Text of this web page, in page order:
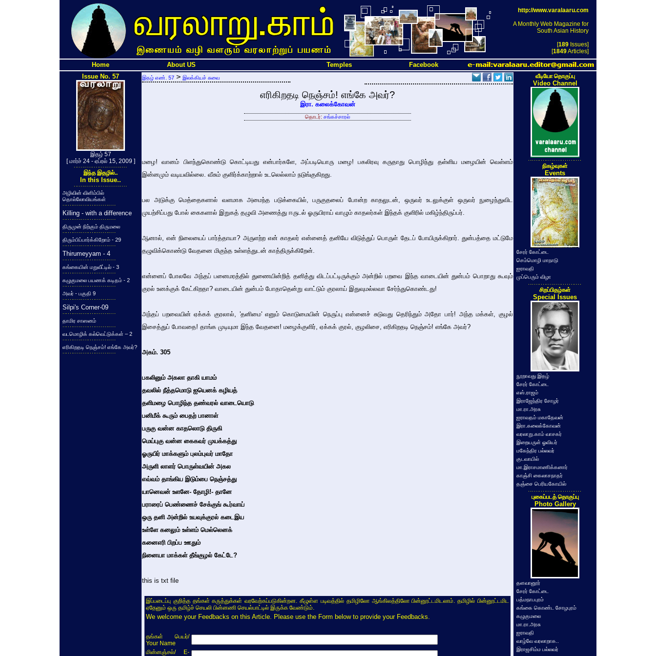
http://www.varalaaru.com
A Monthly Web Magazine for
South Asian History
[189Issues]
[1849Articles]
Home About US Temples
Facebook
Issue No. 57
இதழ் 57
[ மார்ச் 24 - ஏப்ரல் 15, 2009 ]
இந்த இதழில்..
In this Issue..
அழிவின் விளிம்பில்
தொல்லோவியங்கள்
Killing - with a difference
திருமுன் நிற்கும் திருமலை
திரும்பிப்பார்க்கிறோம் - 29
Thirumeyyam - 4
கங்கையின் மறுவீட்டில் - 3
கழுகுமலை பயணக் கடிதம் - 2
அவர் - பகுதி 9
Silpi's Corner-09
தாமிர சாஸனம்
வடமொழிக் கல்வெட்டுக்கள் – 2
எரிகிறதடி நெஞ்சம்! எங்கே அவர்?
இதழ் எண். 57 > இலக்கியச் சுவை
எரிகிறதடி நெஞ்சம்! எங்கே அவர்?
இரா. கலைக்கோவன்
தொடர்: சங்கச்சாரல்
மழை! வானம் பிளந்துகொண்டு கொட்டியது என்பார்களே, அப்படியொரு மழை! பகலிரவு கருதாது பொழிந்து தள்ளிய மழையின் வெள்ளம்
இன்னமும் வடியவில்லை. வீசும் குளிர்க்காற்றால் உடலெல்லாம் நடுங்குகிறது.
பல அடுக்கு மெத்தைகளால் வளமாக அமைந்த படுக்கையில், பருகுதலைப் போன்ற காதலுடன், ஒருவர் உடலுக்குள் ஒருவர் நுழைந்துவிட
முயற்சிப்பது போல் கைகளால் இறுகத் தழுவி அணைத்து ஈருடல் ஓருயிராய் வாழும் காதலர்கள் இந்தக் குளிரில் மகிழ்ந்திருப்பர்.
ஆனால், என் நிலையைப் பார்த்தாயா? அருளற்ற என் காதலர் என்னைத் தனியே விடுத்துப் பொருள் தேடப் போயிருக்கிறார். துன்பத்தை மட்டுமே
தழுவிக்கொண்டு வேதனை மிகுந்த உள்ளத்துடன் காத்திருக்கிறேன்.
என்னைப் போலவே அந்தப் பனைமரத்தில் துணையின்றித் தனித்து விடப்பட்டிருக்கும் அன்றில் பறவை இந்த வாடையின் துன்பம் பொறாது கூவும்
குரல் உனக்குக் கேட்கிறதா? வாடையின் துன்பம் போதாதென்று வாட்டும் குரலாய் இதுவுமல்லவா சேர்ந்துகொண்டது!
அந்தப் பறவையின் ஏக்கக் குரலால், 'தனிமை' எனும் கொடுமையின் நெருப்பு என்னைச் சுடுவது தெரிந்தும் அதோ பார்! அந்த மக்கள், குழல்
இசைத்துப் போவதை! தாங்க முடியுமா இந்த வேதனை! மழைக்குளிர், ஏக்கக் குரல், குழலிசை, எரிகிறதடி நெஞ்சம்! எங்கே அவர்?
அகம். 305
பகலினும் அகலா தாகி யாமம்
தவலில் நீத்தமொடு ஐயெனக் கழியத்
தளிமழை பொழிந்த தண்வரல் வாடையொடு
பனிமீக் கூரும் பைதற் பானாள்
பருகு வன்ன காதலொடு திருகி
மெய்புகு வன்ன கைகவர் முயக்கத்து
ஓருயிர் மாக்களும் புலம்புவர் மாதோ
அருளி லாளர் பொருள்வயின் அகல
எவ்வம் தாங்கிய இடும்பை நெஞ்சத்து
யானெவன் உளனே- தோழி!- தானே
பராரைப் பெண்ணைச் சேக்குங் கூர்வாய்
ஒரு தனி அன்றில் உயவுக்குரல் கடைஇய
உள்ளே கனலும் உள்ளம் மெல்லெனக்
கனைஎரி பிறப்ப ஊதும்
நினையா மாக்கள் தீங்குழல் கேட்டே?
this is txt file
இப்படைப்பு குறித்த தங்கள் கருத்துக்கள் வரவேற்கப்படுகின்றன. கீழுள்ள படிவத்தில் தமிழிலோ ஆங்கிலத்திலோ பின்னூட்டமிடலாம். தமிழில் பின்னூட்டமிட
ஏதேனும் ஒரு தமிழ்ச் செயலி பின்னணி செயல்பாட்டில் இருக்க வேண்டும்.
We welcome your Feedbacks on this Article. Please use the Form below to provide your Feedbacks.
தங்கள் பெயர்/
Your Name
மின்னஞ்சல்/ E-
வீடியோ தொகுப்பு
Video Channel
நிகழ்வுகள்
Events
சேரர் கோட்டை
செம்மொழி மாநாடு
ஐராவதி
முப்பெரும் விழா
சிறப்பிதழ்கள்
Special Issues
நூறாவது இதழ்
சேரர் கோட்டை
எஸ்.ராஜம்
இராஜேந்திர சோழர்
மா.ரா.அரசு
ஐராவதம் மகாதேவன்
இரா.கலைக்கோவன்
வரலாறு.காம் வாசகர்
இறையருள் ஓவியர்
மகேந்திர பல்லவர்
குடவாயில்
மா.இராசமாணிக்கனார்
காஞ்சி கைலாசநாதர்
தஞ்சை பெரியகோயில்
புகைப்படத் தொகுப்பு
Photo Gallery
தளவானூர்
சேரர் கோட்டை
பத்மநாபபுரம்
கங்கை கொண்ட சோழபுரம்
கழுகுமலை
மா.ரா.அரசு
ஐராவதி
வாழ்வே வரலாறாக..
இராஜசிம்ம பல்லவர்